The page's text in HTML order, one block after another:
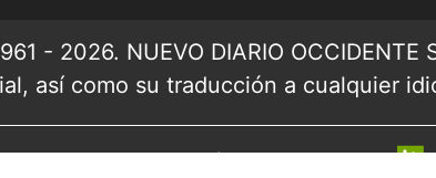
- 2026. NUEVO DIARIO OCCIDENTE
así como su traducción a cualquier